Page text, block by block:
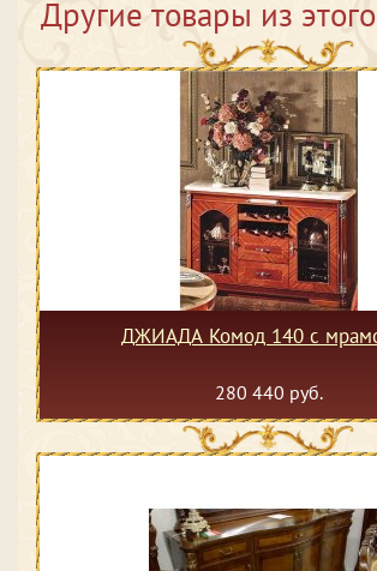
Другие товары из
ДЖИАДА Комод 140 с
280 440 руб.